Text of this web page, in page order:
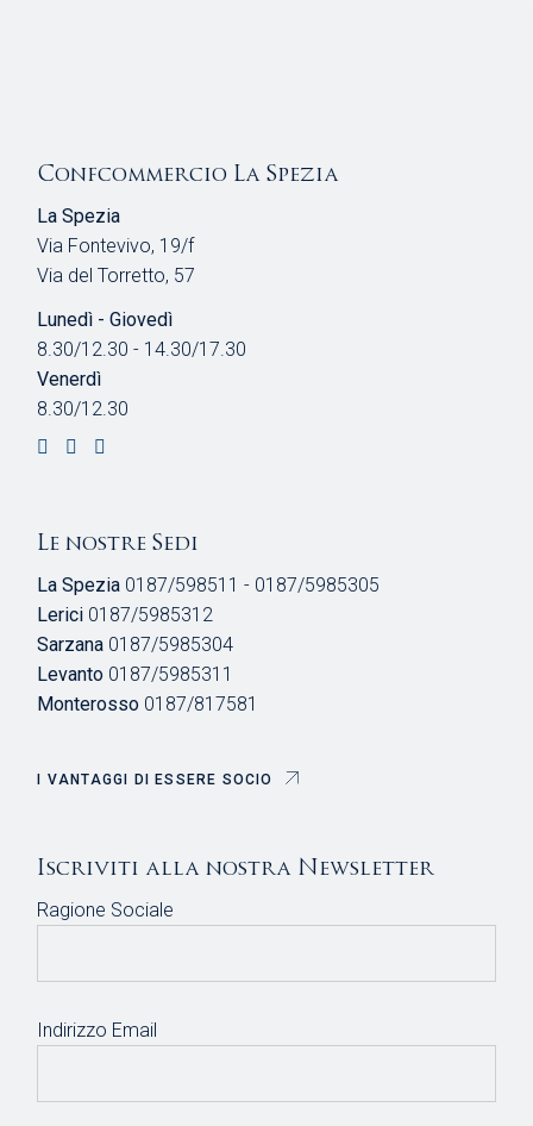
Confcommercio La Spezia
La Spezia
Via Fontevivo, 19/f
Via del Torretto, 57
Lunedì - Giovedì
8.30/12.30 - 14.30/17.30
Venerdì
8.30/12.30
Le nostre Sedi
La Spezia 0187/598511 - 0187/5985305
Lerici 0187/5985312
Sarzana 0187/5985304
Levanto 0187/5985311
Monterosso 0187/817581
I VANTAGGI DI ESSERE SOCIO
Iscriviti alla nostra Newsletter
Ragione Sociale
Indirizzo Email